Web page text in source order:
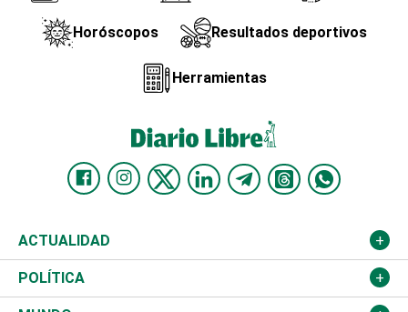
Horóscopos Resultados deportivos
Herramientas
ACTUALIDAD
Nacional
POLÍTICA